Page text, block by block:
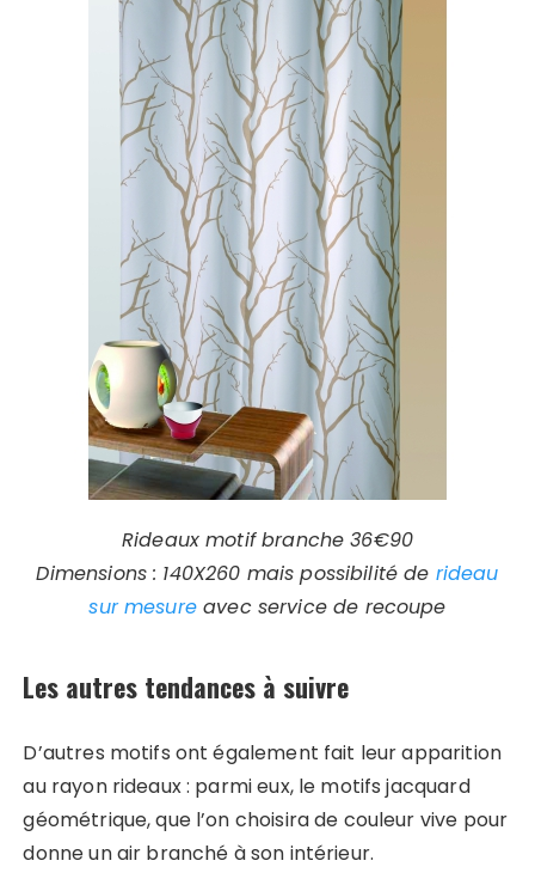
Rideaux motif branche 36€90
Dimensions : 140X260 mais possibilité de rideau
sur mesureavec service de recoupe
Les autres tendances à suivre
D’autres motifs ont également fait leur apparition
au rayon rideaux : parmi eux, le motifs jacquard
géométrique, que l’on choisira de couleur vive pour
donne un air branché à son intérieur.